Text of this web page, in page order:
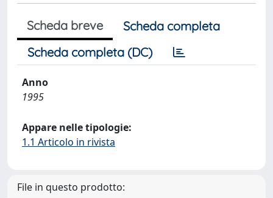
Scheda breve
Scheda completa
Scheda completa (DC)
Anno
1995
Appare nelle tipologie:
1.1 Articolo in rivista
File in questo prodotto: